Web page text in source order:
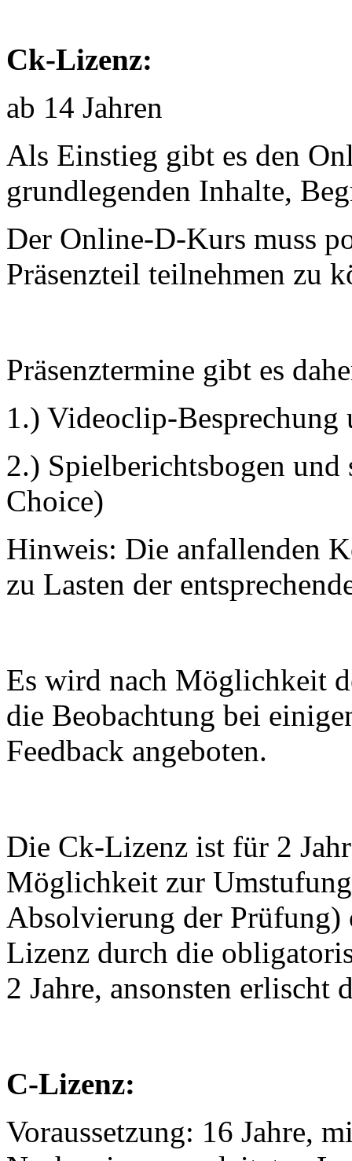
Ck-Lizenz:
ab 14 Jahren
Als Einstieg gibt es den
grundlegenden Inhalte,
Der Online-D-Kurs muss
Präsenzteil teilnehmen zu
Präsenztermine gibt es
1.) Videoclip-Besprechung
2.) Spielberichtsbogen
Choice)
Hinweis: Die anfallenden
zu Lasten der
Es wird nach Möglichkeit
die Beobachtung bei
Feedback angeboten.
Die Ck-Lizenz ist für 2
Möglichkeit zur
Absolvierung der Prüfung)
Lizenz durch die
2 Jahre, ansonsten erlischt
C-Lizenz:
Voraussetzung: 16 Jahre,